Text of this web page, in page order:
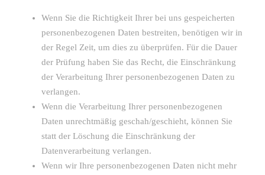
Wenn Sie die Richtigkeit Ihrer bei uns gespeicherten
personenbezogenen Daten bestreiten, benötigen wir in
der Regel Zeit, um dies zu überprüfen. Für die Dauer
der Prüfung haben Sie das Recht, die Einschränkung
der Verarbeitung Ihrer personenbezogenen Daten zu
verlangen.
Wenn die Verarbeitung Ihrer personenbezogenen
Daten unrechtmäßig geschah/geschieht, können Sie
statt der Löschung die Einschränkung der
Datenverarbeitung verlangen.
Wenn wir Ihre personenbezogenen Daten nicht mehr